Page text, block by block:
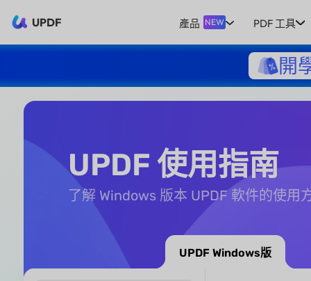
UPDF 產品 NEW PDF 工具
開
UPDF 使用指南
了解 Windows 版本 UPDF 軟件的使用
UPDF Windows版